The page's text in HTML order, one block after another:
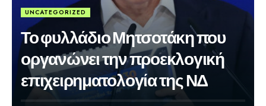
UNCATEGORIZED
Το φυλλάδιο Μητσοτάκη που
οργανώνει την προεκλογική
επιχειρηματολογία της ΝΔ